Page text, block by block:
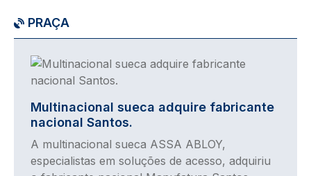
PRAÇA
Imagem
Multinacional sueca adquire fabricante
nacional Santos.
A multinacional sueca ASSA ABLOY,
especialistas em soluções de acesso, adquiriu